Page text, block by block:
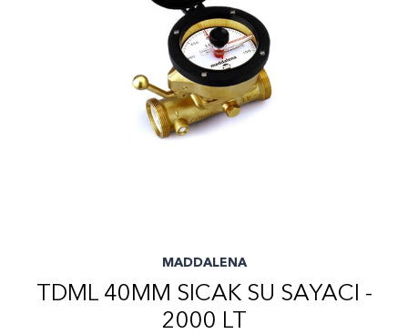
MADDALENA
TDML 40MM SICAK SU SAYACI -
2000 LT